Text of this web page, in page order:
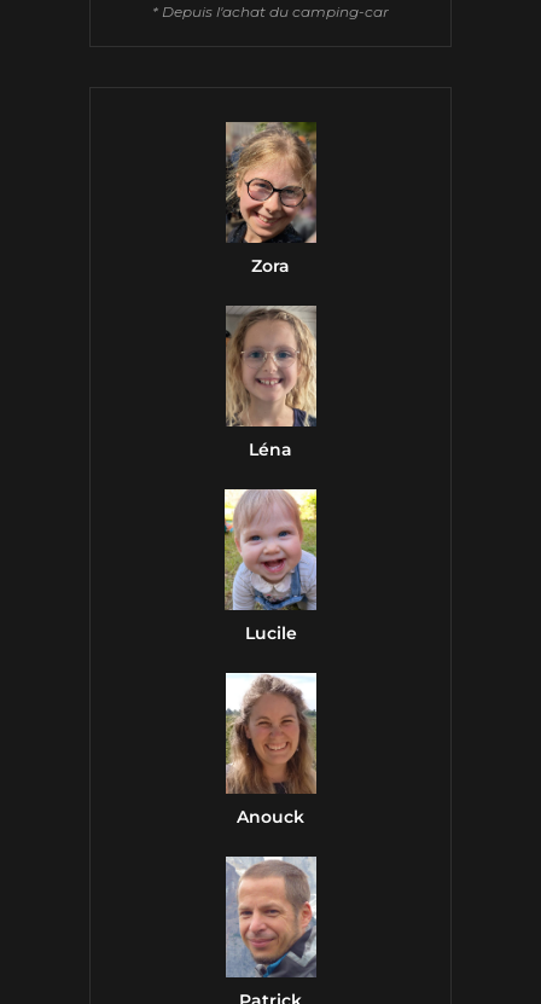
* Depuis l'achat du camping-car
Zora
Léna
Lucile
Anouck